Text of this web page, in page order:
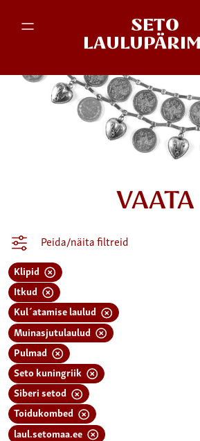
SETO
VAATA
Peida/näita filtreid
Klipid
Itkud
Kul´atamise laulud
Muinasjutulaulud
Pulmad
Seto kuningriik
Siberi setod
Toidukombed
laul.setomaa.ee